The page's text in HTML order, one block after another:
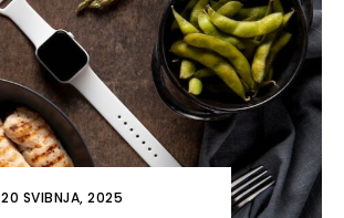
20 SVIBNJA, 2025